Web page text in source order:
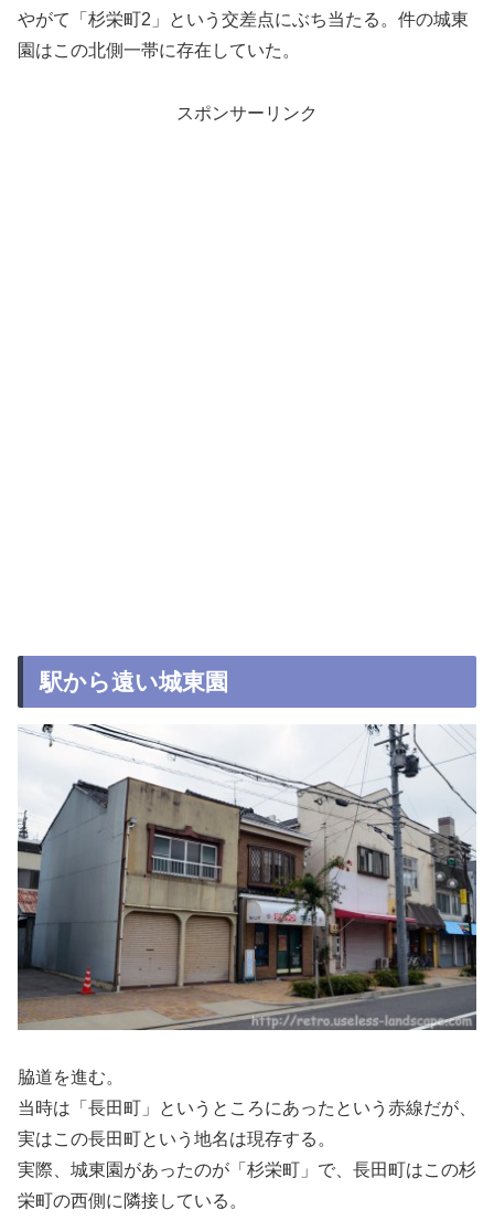
やがて「杉栄町2」という交差点にぶち当たる。件の城東
園はこの北側一帯に存在していた。
スポンサーリンク
駅から遠い城東園
脇道を進む。
当時は「長田町」というところにあったという赤線だが、
実はこの長田町という地名は現存する。
実際、城東園があったのが「杉栄町」で、長田町はこの杉
栄町の西側に隣接している。